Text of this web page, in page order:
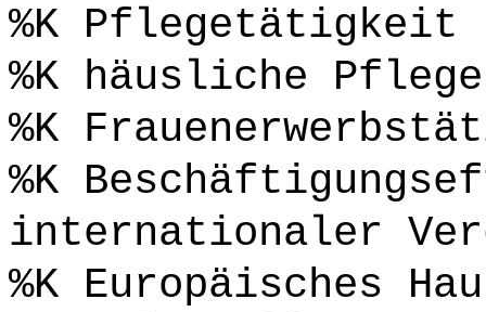
%K Pflegetätigkeit
%K häusliche
%K
%K
internationaler
%K Europäisches